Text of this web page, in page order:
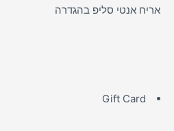
אריח אנטי סליפ בהגדרה
Gift Card